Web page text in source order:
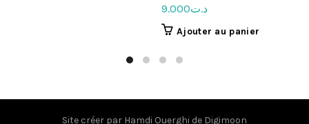
د.ت9.000
Ajouter au panier
Site créer par Hamdi Ouerghi de Digimoon